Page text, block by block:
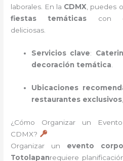
laborales. En la CDMX , puedes
fiestas temáticas con
deliciosas.
Servicios clave:
decoración temática
Ubicaciones
restaurantes exclusivos
¿Cómo Organizar un
CDMX?
Organizar un evento
Totolapanrequiere